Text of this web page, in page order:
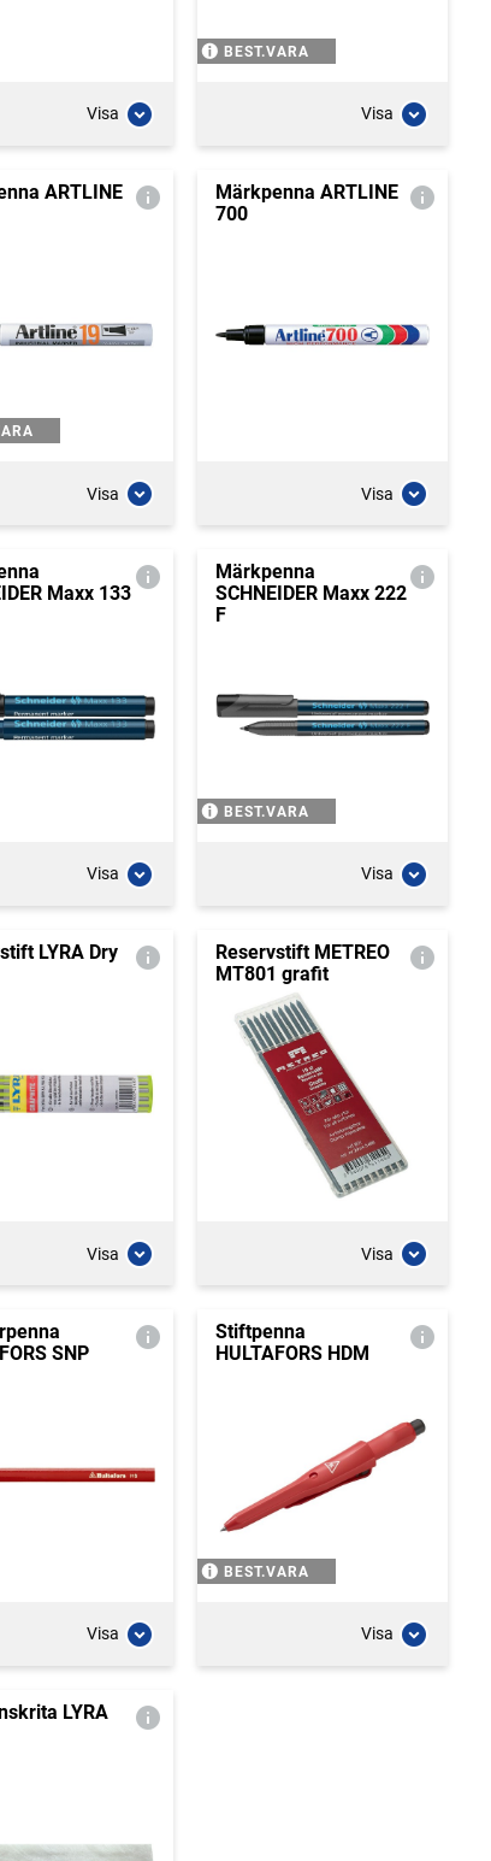
Visa
BEST.VARA
Visa
ARTLINE
Visa
Märkpenna ARTLINE
700
Visa
Maxx 133
Visa
Märkpenna
SCHNEIDER Maxx 222
F
BEST.VARA
Visa
LYRA Dry
Visa
Reservstift METREO
MT801 grafit
Visa
SNP
Visa
Stiftpenna
HULTAFORS HDM
BEST.VARA
Visa
LYRA